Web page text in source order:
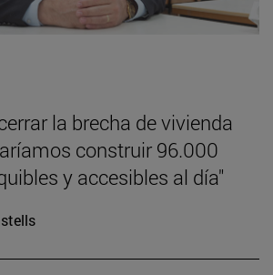
la brecha de vivienda
construir 96.000
y accesibles al día"